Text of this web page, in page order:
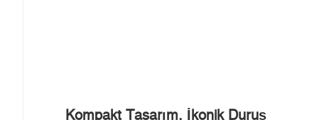
Kompakt Tasarım, İkonik Duruş